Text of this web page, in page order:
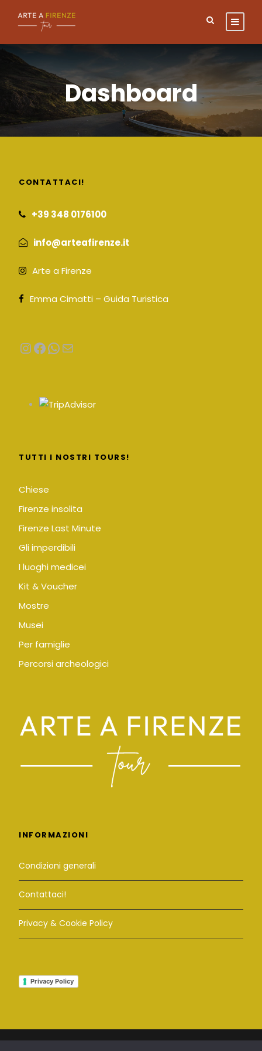
Dashboard
CONTATTACI!
+39 348 0176100
info@arteafirenze.it
Arte a Firenze
Emma Cimatti – Guida Turistica
InstagramFacebook WhatsApp Email
TUTTI I NOSTRI TOURS!
Chiese
Firenze insolita
Firenze Last Minute
Gli imperdibili
I luoghi medicei
Kit & Voucher
Mostre
Musei
Per famiglie
Percorsi archeologici
INFORMAZIONI
Condizioni generali
Contattaci!
Privacy & Cookie Policy
Privacy Policy